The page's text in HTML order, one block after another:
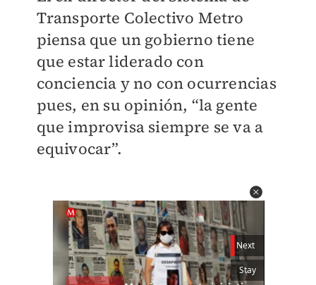
Transporte Colectivo Metro
piensa que un gobierno tiene
que estar liderado con
conciencia y no con ocurrencias
pues, en su opinión, “la gente
que improvisa siempre se va a
equivocar”.